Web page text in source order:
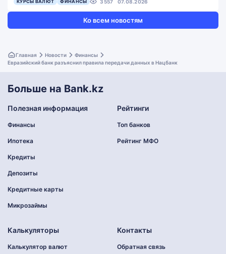
КУРСЫ ВАЛЮТ ФИНАНСЫ 3557 07.08.2026
Ко всем новостям
Главная Новости
Финансы
Евразийский банк разъяснил правила передачи данных в Нацбанк
Больше на Bank.kz
Полезная информация
Финансы
Ипотека
Кредиты
Депозиты
Кредитные карты
Микрозаймы
Рейтинги
Топ банков
Рейтинг МФО
Калькуляторы
Калькулятор валют
Контакты
Обратная связь